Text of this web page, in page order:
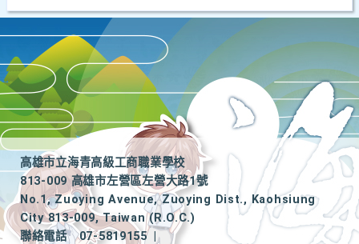
高雄市立海青高級工商職業學校
813-009 高雄市左營區左營大路1號
No.1, Zuoying Avenue, Zuoying Dist., Kaohsiung
City 813-009, Taiwan (R.O.C.)
聯絡電話
07-5819155
|